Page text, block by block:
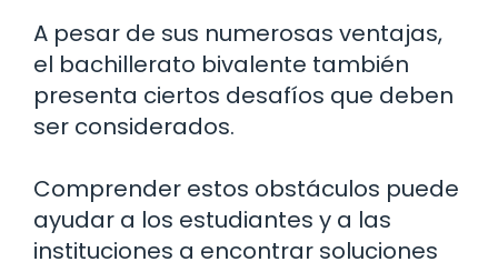
A pesar de sus numerosas ventajas,
el bachillerato bivalente también
presenta ciertos desafíos que deben
ser considerados.
Comprender estos obstáculos puede
ayudar a los estudiantes y a las
instituciones a encontrar soluciones